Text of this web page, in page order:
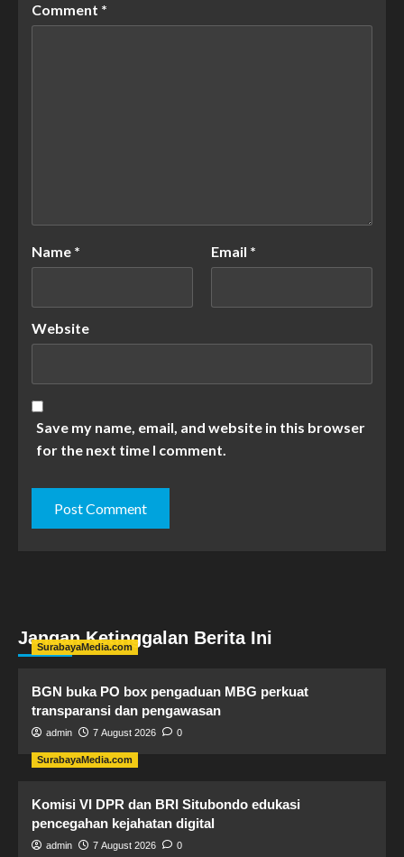
Comment *
Name * Email *
Website
Save my name, email, and website in this browser
for the next time I comment.
Jangan Ketinggalan Berita Ini
SurabayaMedia.com
BGN buka PO box pengaduan MBG perkuat
transparansi dan pengawasan
admin 7 August 2026 0
SurabayaMedia.com
Komisi VI DPR dan BRI Situbondo edukasi
pencegahan kejahatan digital
admin 7 August 2026 0